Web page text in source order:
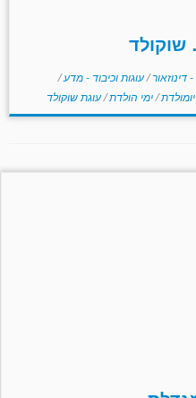
- דינוזאור/עוגות וכיבוד - מדע/
יומולדת/ימי הולדת/עוגת שוקולד